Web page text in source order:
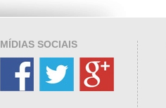
MÍDIAS SOCIAIS